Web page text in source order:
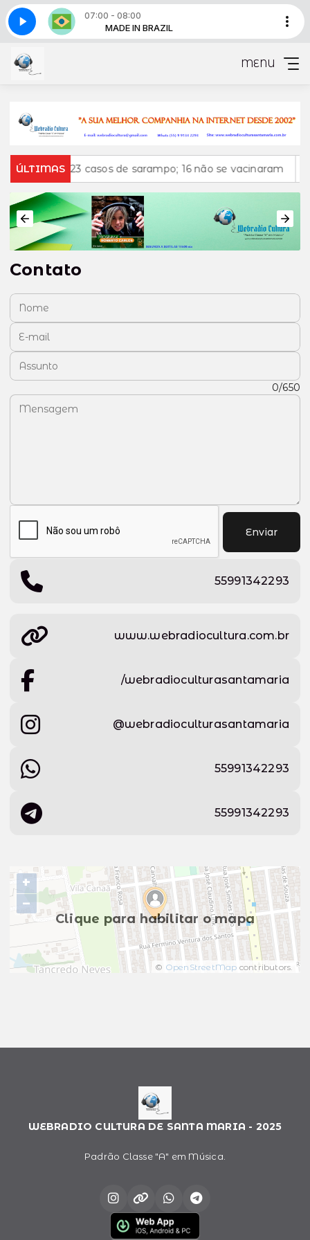
07:00 - 08:00
MADE IN BRAZIL
1 Made in Brazil - Parte 1
MENU
ÚLTIMAS23 casos de sarampo; 16 não se vacinaram
Contato
Nome:
E-mail:
Assunto:
0/650
Enviar
55991342293
www.webradiocultura.com.br
/webradioculturasantamaria
@webradioculturasantamaria
55991342293
55991342293
Clique para habilitar o mapa
+
−
© OpenStreetMap contributors.
WEBRADIO CULTURA DE SANTA MARIA - 2025
Padrão Classe "A" em Música.